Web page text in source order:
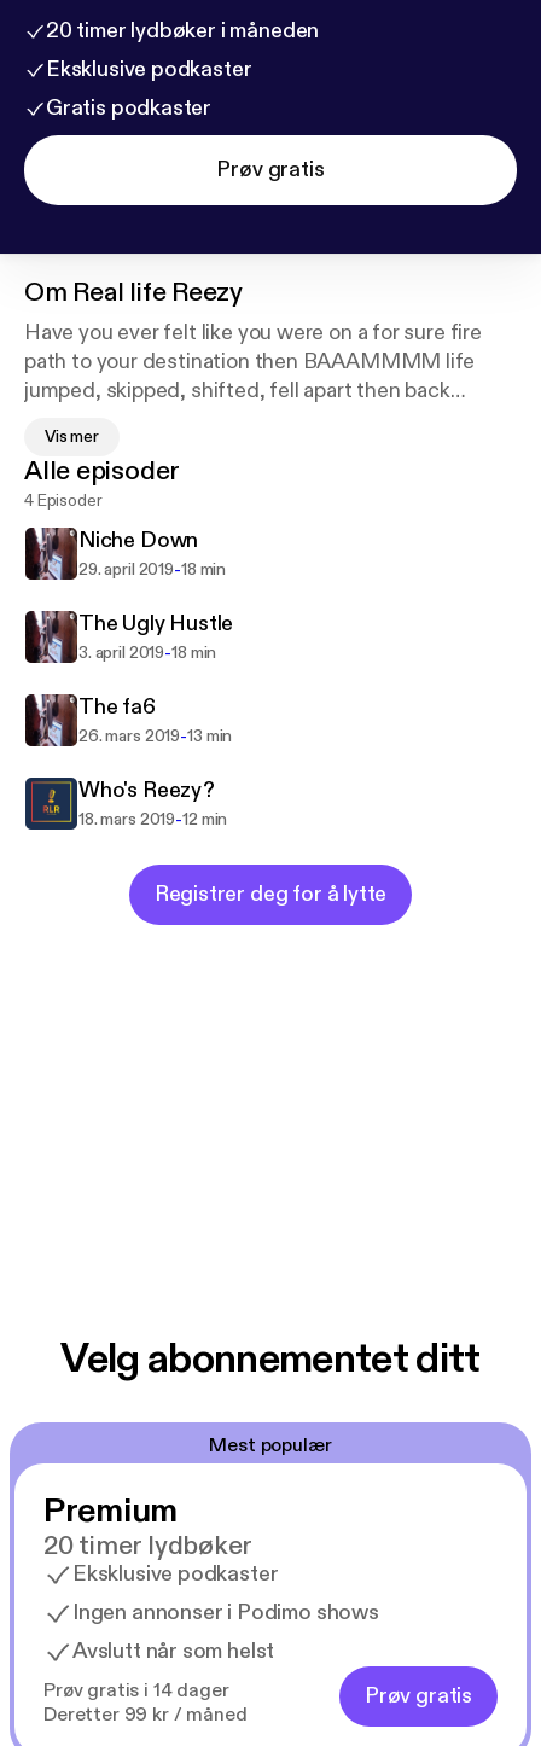
20 timer lydbøker i måneden
Eksklusive podkaster
Gratis podkaster
Prøv gratis
Om Real life Reezy
Have you ever felt like you were on a for sure fire
path to your destination then BAAAMMMM life
jumped, skipped, shifted, fell apart then back
different? That totally happened to me! Hear my
story and a few other of my colleagues tell what
went down and what they did about it. Lemons to
lemonade if you will.
Vis mer
Alle episoder
4 Episoder
Niche Down
29. april 2019-18 min
The Ugly Hustle
3. april 2019-18 min
The fa6
26. mars 2019-13 min
Who's Reezy?
18. mars 2019-12 min
Registrer deg for å lytte
Velg abonnementet ditt
Mest populær
Premium
20 timer lydbøker
Eksklusive podkaster
Ingen annonser i Podimo shows
Avslutt når som helst
Prøv gratis i 14 dager
Deretter 99 kr / måned
Prøv gratis